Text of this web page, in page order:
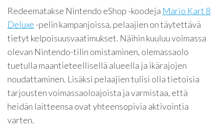
Redeematakse Nintendo eShop -koodeja Mario Kart 8
Deluxe -pelin kampanjoissa, pelaajien on täytettävä
tietyt kelpoisuusvaatimukset. Näihin kuuluu voimassa
olevan Nintendo-tilin omistaminen, olemassaolo
tuetulla maantieteellisellä alueella ja ikärajojen
noudattaminen. Lisäksi pelaajien tulisi olla tietoisia
tarjousten voimassaoloajoista ja varmistaa, että
heidän laitteensa ovat yhteensopivia aktivointia
varten.